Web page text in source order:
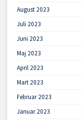
August 2023
Juli 2023
Juni 2023
Maj 2023
April 2023
Mart 2023
Februar 2023
Januar 2023